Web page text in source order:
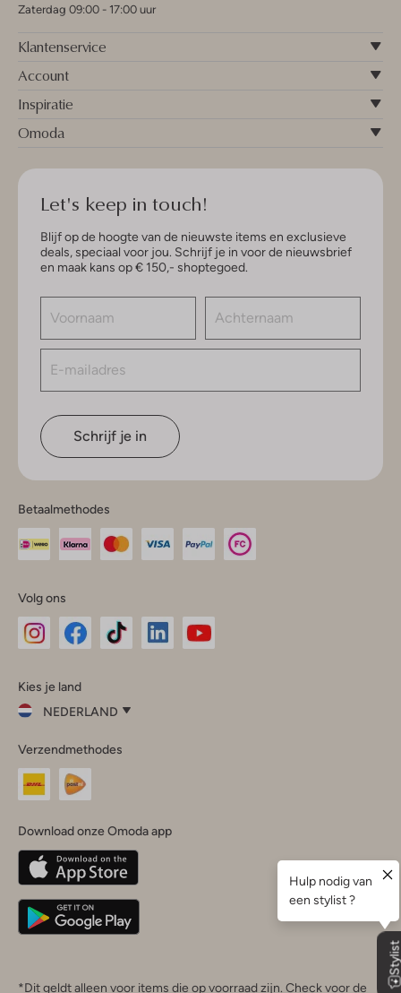
Zaterdag 09:00 - 17:00 uur
Klantenservice
Account
Inspiratie
Omoda
Let's keep in touch!
Blijf op de hoogte van de nieuwste items en exclusieve
deals, speciaal voor jou. Schrijf je in voor de nieuwsbrief
en maak kans op € 150,- shoptegoed.
Schrijf je in
Betaalmethodes
Volg ons
InstagramFacebook
Kies je land
NEDERLAND
je
land
Nederland
Belgique(Français)
Deutschland
Verzendmethodes
Download onze Omoda app
*Dit geldt alleen voor items die op voorraad zijn. Check voor de